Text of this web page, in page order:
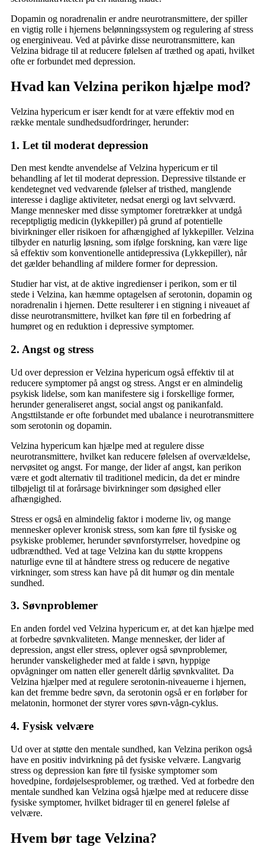
Dopamin og noradrenalin er andre neurotransmittere, der spiller
en vigtig rolle i hjernens belønningssystem og regulering af stress
og energiniveau. Ved at påvirke disse neurotransmittere, kan
Velzina bidrage til at reducere følelsen af træthed og apati, hvilket
ofte er forbundet med depression.
Hvad kan Velzina perikon hjælpe mod?
Velzina hypericum er især kendt for at være effektiv mod en
række mentale sundhedsudfordringer, herunder:
1. Let til moderat depression
Den mest kendte anvendelse af Velzina hypericum er til
behandling af let til moderat depression. Depressive tilstande er
kendetegnet ved vedvarende følelser af tristhed, manglende
interesse i daglige aktiviteter, nedsat energi og lavt selvværd.
Mange mennesker med disse symptomer foretrækker at undgå
receptpligtig medicin (lykkepiller) på grund af potentielle
bivirkninger eller risikoen for afhængighed af lykkepiller. Velzina
tilbyder en naturlig løsning, som ifølge forskning, kan være lige
så effektiv som konventionelle antidepressiva (Lykkepiller), når
det gælder behandling af mildere former for depression.
Studier har vist, at de aktive ingredienser i perikon, som er til
stede i Velzina, kan hæmme optagelsen af serotonin, dopamin og
noradrenalin i hjernen. Dette resulterer i en stigning i niveauet af
disse neurotransmittere, hvilket kan føre til en forbedring af
humøret og en reduktion i depressive symptomer.
2. Angst og stress
Ud over depression er Velzina hypericum også effektiv til at
reducere symptomer på angst og stress. Angst er en almindelig
psykisk lidelse, som kan manifestere sig i forskellige former,
herunder generaliseret angst, social angst og panikanfald.
Angsttilstande er ofte forbundet med ubalance i neurotransmittere
som serotonin og dopamin.
Velzina hypericum kan hjælpe med at regulere disse
neurotransmittere, hvilket kan reducere følelsen af overvældelse,
nervøsitet og angst. For mange, der lider af angst, kan perikon
være et godt alternativ til traditionel medicin, da det er mindre
tilbøjeligt til at forårsage bivirkninger som døsighed eller
afhængighed.
Stress er også en almindelig faktor i moderne liv, og mange
mennesker oplever kronisk stress, som kan føre til fysiske og
psykiske problemer, herunder søvnforstyrrelser, hovedpine og
udbrændthed. Ved at tage Velzina kan du støtte kroppens
naturlige evne til at håndtere stress og reducere de negative
virkninger, som stress kan have på dit humør og din mentale
sundhed.
3. Søvnproblemer
En anden fordel ved Velzina hypericum er, at det kan hjælpe med
at forbedre søvnkvaliteten. Mange mennesker, der lider af
depression, angst eller stress, oplever også søvnproblemer,
herunder vanskeligheder med at falde i søvn, hyppige
opvågninger om natten eller generelt dårlig søvnkvalitet. Da
Velzina hjælper med at regulere serotonin-niveauerne i hjernen,
kan det fremme bedre søvn, da serotonin også er en forløber for
melatonin, hormonet der styrer vores søvn-vågn-cyklus.
4. Fysisk velvære
Ud over at støtte den mentale sundhed, kan Velzina perikon også
have en positiv indvirkning på det fysiske velvære. Langvarig
stress og depression kan føre til fysiske symptomer som
hovedpine, fordøjelsesproblemer, og træthed. Ved at forbedre den
mentale sundhed kan Velzina også hjælpe med at reducere disse
fysiske symptomer, hvilket bidrager til en generel følelse af
velvære.
Hvem bør tage Velzina?